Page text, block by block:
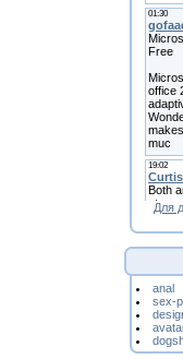
Для
anal
sex-